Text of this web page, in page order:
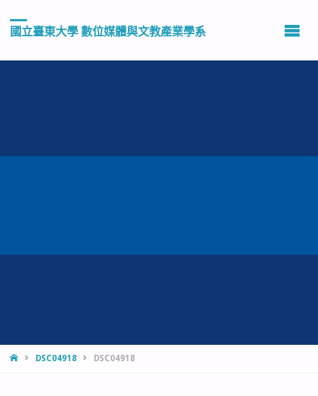
國立臺東大學 數位媒體與文教產業學系
HOMEDSC04918 DSC04918